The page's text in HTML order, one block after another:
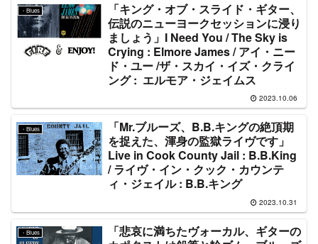
・Blues
「キング・オブ・スライド・ギター、
伝説のニューヨークセッションに浸り
ましょう」I Need You / The Sky is
Crying : Elmore James / アイ・ニー
ド・ユー /ザ・スカイ・イズ・クライ
ング : エルモア・ジェイムス
2023.10.06
・Blues
「Mr.ブルーズ、B.B.キングの絶頂期
を捉えた、渾身の監獄ライヴです」
Live in Cook County Jail : B.B.King
/ ライヴ・イン・クック・カウンテ
ィ・ジェイル : B.B.キング
2023.10.31
・Blues
「悲哀に満ちたヴォーカル、ギターの